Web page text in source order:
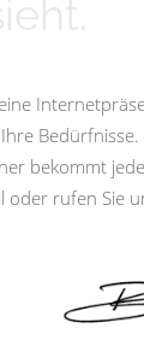
Bedürfnisse.
bekommt
oder rufen Sie